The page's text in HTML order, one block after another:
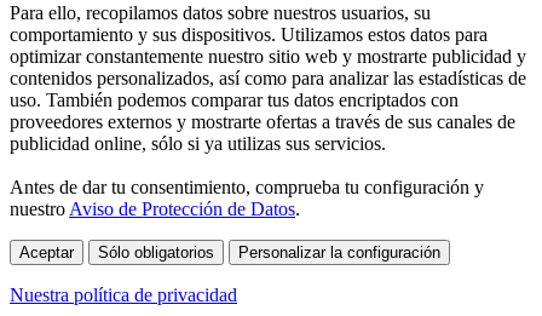
Para ello, recopilamos datos sobre nuestros usuarios, su
comportamiento y sus dispositivos. Utilizamos estos datos para
optimizar constantemente nuestro sitio web y mostrarte publicidad y
contenidos personalizados, así como para analizar las estadísticas de
uso. También podemos comparar tus datos encriptados con
proveedores externos y mostrarte ofertas a través de sus canales de
publicidad online, sólo si ya utilizas sus servicios.
Antes de dar tu consentimiento, comprueba tu configuración y
nuestro Aviso de Protección de Datos.
Aceptar Sólo obligatorios Personalizar la configuración
Nuestra política de privacidad